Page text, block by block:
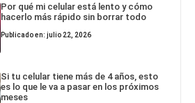
Por qué mi celular está lento y cómo
hacerlo más rápido sin borrar todo
Publicado en: julio 22, 2026
Si tu celular tiene más de 4 años, esto
es lo que le va a pasar en los próximos
meses